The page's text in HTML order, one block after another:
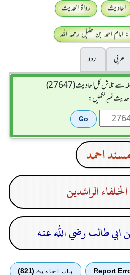
احادیث
رواۃ الحدیث
احمد بن حنبل رحمہ اللہ
عربی
اردو
سے تلاش کل احادیث (27647)
حدیث نمبر لکھیں:
مسند احمد
الراشدين
Report باب احادیث (821)